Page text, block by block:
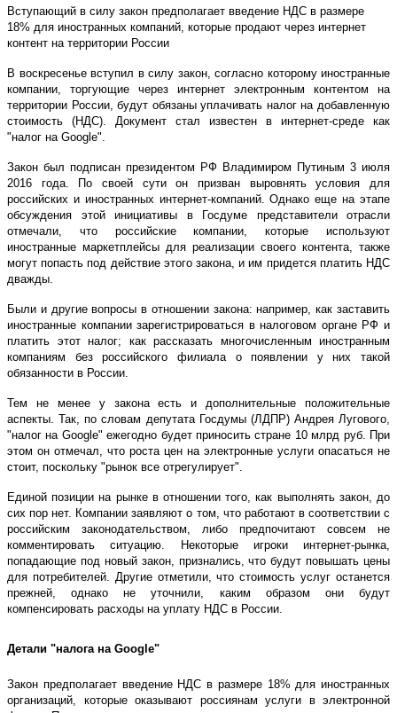
Вступающий в силу закон предполагает введение НДС в размере
18% для иностранных компаний, которые продают через интернет
контент на территории России
В воскресенье вступил в силу закон, согласно которому иностранные
компании, торгующие через интернет электронным контентом на
территории России, будут обязаны уплачивать налог на добавленную
стоимость (НДС). Документ стал известен в интернет-среде как
"налог на Google".
Закон был подписан президентом РФ Владимиром Путиным 3 июля
2016 года. По своей сути он призван выровнять условия для
российских и иностранных интернет-компаний. Однако еще на этапе
обсуждения этой инициативы в Госдуме представители отрасли
отмечали, что российские компании, которые используют
иностранные маркетплейсы для реализации своего контента, также
могут попасть под действие этого закона, и им придется платить НДС
дважды.
Были и другие вопросы в отношении закона: например, как заставить
иностранные компании зарегистрироваться в налоговом органе РФ и
платить этот налог; как рассказать многочисленным иностранным
компаниям без российского филиала о появлении у них такой
обязанности в России.
Тем не менее у закона есть и дополнительные положительные
аспекты. Так, по словам депутата Госдумы (ЛДПР) Андрея Лугового,
"налог на Google" ежегодно будет приносить стране 10 млрд руб. При
этом он отмечал, что роста цен на электронные услуги опасаться не
стоит, поскольку "рынок все отрегулирует".
Единой позиции на рынке в отношении того, как выполнять закон, до
сих пор нет. Компании заявляют о том, что работают в соответствии с
российским законодательством, либо предпочитают совсем не
комментировать ситуацию. Некоторые игроки интернет-рынка,
попадающие под новый закон, признались, что будут повышать цены
для потребителей. Другие отметили, что стоимость услуг останется
прежней, однако не уточнили, каким образом они будут
компенсировать расходы на уплату НДС в России.
Детали "налога на Google"
Закон предполагает введение НДС в размере 18% для иностранных
организаций, которые оказывают россиянам услуги в электронной